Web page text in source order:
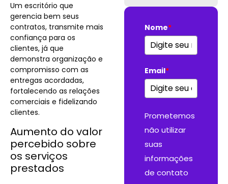
Um escritório que
gerencia bem seus
contratos, transmite mais
confiança para os
clientes, já que
demonstra organização e
compromisso com as
entregas acordadas,
fortalecendo as relações
comerciais e fidelizando
clientes​.
Aumento do valor
percebido sobre
os serviços
prestados
Nome*
Email*
Prometemos
não utilizar
suas
informações
de contato